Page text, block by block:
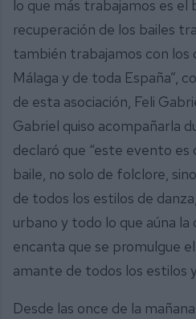
lo que más trabajamos es el
recuperación de los bailes
también trabajamos con los
Málaga y de toda España”,
de esta asociación, Feli
Gabriel quiso acompañarla
declaró que “este evento
baile, no solo de folclore,
de todos los estilos de
urbano y todo lo que aúna la
encanta que se promulgue
amante de todos los estilos
Desde las once de la